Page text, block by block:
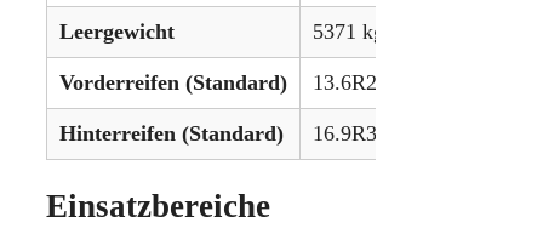
Leergewicht 5371 kg (11.841 lbs)
Vorderreifen (Standard) 13.6R28
Hinterreifen (Standard) 16.9R38
Einsatzbereiche